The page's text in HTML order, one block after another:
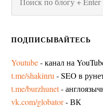
ПОДПИСЫВАЙТЕСЬ
Youtube- канал на
t.me/shakinru- SEO в
t.me/burzhunet-
vk.com/globator- ВК